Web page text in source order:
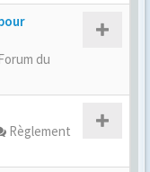
du
Règlement